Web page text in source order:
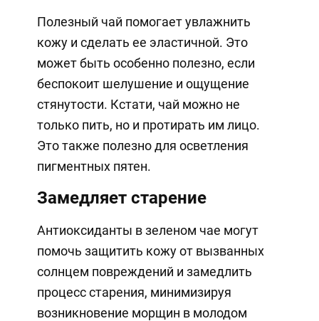
Полезный чай помогает увлажнить
кожу и сделать ее эластичной. Это
может быть особенно полезно, если
беспокоит шелушение и ощущение
стянутости. Кстати, чай можно не
только пить, но и протирать им лицо.
Это также полезно для осветления
пигментных пятен.
Замедляет старение
Антиоксиданты в зеленом чае могут
помочь защитить кожу от вызванных
солнцем повреждений и замедлить
процесс старения, минимизируя
возникновение морщин в молодом